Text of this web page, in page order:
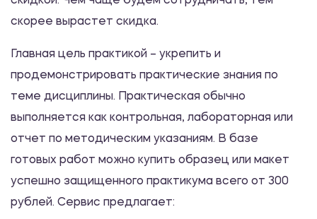
Практикум
1200.00 ₽
Практикум
Психология
1200.00 ₽
скорее вырастет скидка.
Главная цель практикой – укрепить и
продемонстрировать практические знания по
теме дисциплины. Практическая обычно
выполняется как контрольная, лабораторная или
отчет по методическим указаниям. В базе
готовых работ можно купить образец или макет
успешно защищенного практикума всего от 300
рублей. Сервис предлагает: